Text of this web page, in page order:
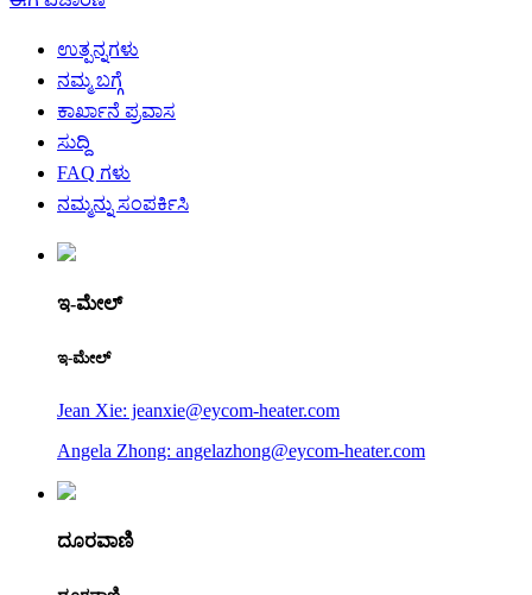
ಉತ್ಪನ್ನಗಳು
ನಮ್ಮ ಬಗ್ಗೆ
ಕಾರ್ಖಾನೆ ಪ್ರವಾಸ
ಸುದ್ದಿ
FAQ ಗಳು
ನಮ್ಮನ್ನು ಸಂಪರ್ಕಿಸಿ
ಇ-ಮೇಲ್
ಇ-ಮೇಲ್
Jean Xie: jeanxie@eycom-heater.com
Angela Zhong: angelazhong@eycom-heater.com
ದೂರವಾಣಿ